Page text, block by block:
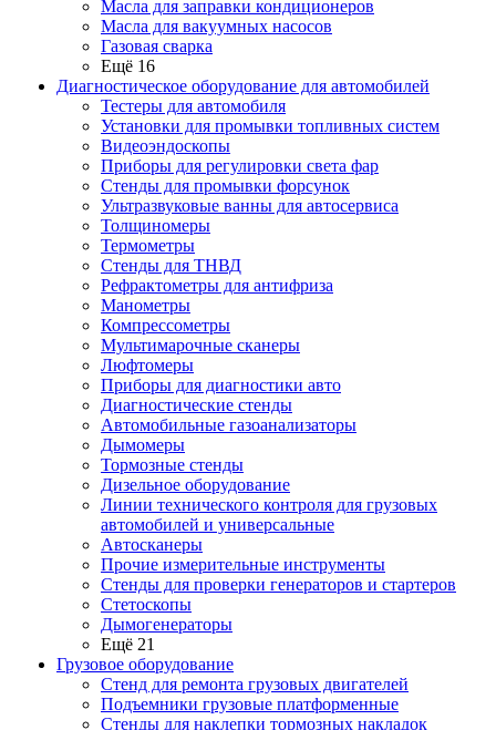
Масла для заправки кондиционеров
Масла для вакуумных насосов
Газовая сварка
Ещё 16
Диагностическое оборудование для автомобилей
Тестеры для автомобиля
Установки для промывки топливных систем
Видеоэндоскопы
Приборы для регулировки света фар
Стенды для промывки форсунок
Ультразвуковые ванны для автосервиса
Толщиномеры
Термометры
Стенды для ТНВД
Рефрактометры для антифриза
Манометры
Компрессометры
Мультимарочные сканеры
Люфтомеры
Приборы для диагностики авто
Диагностические стенды
Автомобильные газоанализаторы
Дымомеры
Тормозные стенды
Дизельное оборудование
Линии технического контроля для грузовых
автомобилей и универсальные
Автосканеры
Прочие измерительные инструменты
Стенды для проверки генераторов и стартеров
Стетоскопы
Дымогенераторы
Ещё 21
Грузовое оборудование
Стенд для ремонта грузовых двигателей
Подъемники грузовые платформенные
Стенды для наклепки тормозных накладок